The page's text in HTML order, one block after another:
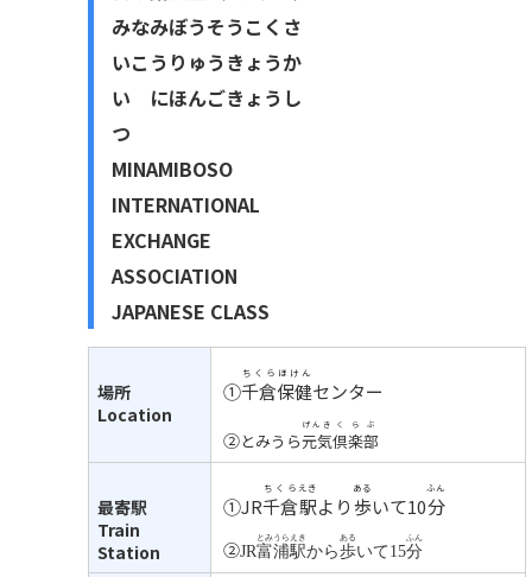
みなみぼうそうこくさ
いこうりゅうきょうか
い にほんごきょうし
つ
MINAMIBOSO
INTERNATIONAL
EXCHANGE
ASSOCIATION
JAPANESE CLASS
場所
Location
①千倉
ちくら
保健
ほけん
センター
②とみうら元気
げんき
倶楽部
くらぶ
最寄駅
Train
Station
①JR千倉
ちくら
駅
えき
より歩
ある
いて10分
ふん
②JR富浦
とみうら
駅
えき
から歩
ある
いて15分
ふん